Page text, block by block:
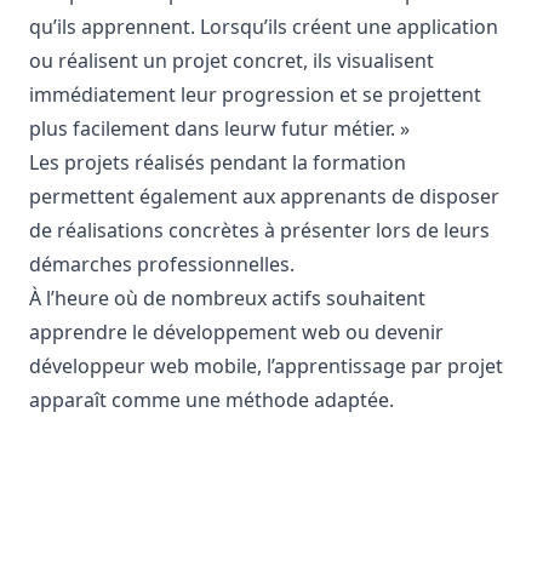
qu’ils apprennent. Lorsqu’ils créent une application
ou réalisent un projet concret, ils visualisent
immédiatement leur progression et se projettent
plus facilement dans leurwfutur métier. »
Les projets réalisés pendant la formation
permettent également aux apprenants de disposer
de réalisations concrètes à présenter lors de leurs
démarches professionnelles.
À l’heure où de nombreux actifs souhaitent
apprendre le développement web ou devenir
développeur web mobile, l’apprentissage par projet
apparaît comme une méthode adaptée.